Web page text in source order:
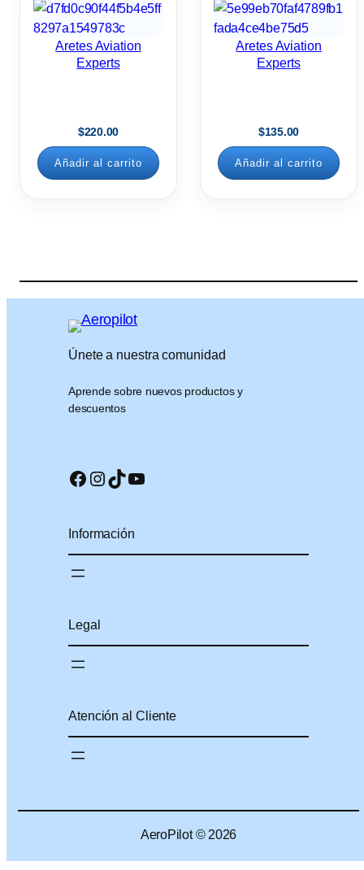
Aretes Aviation
Experts
$220.00
Añadir al carrito
Aretes Aviation
Experts
$135.00
Añadir al carrito
Únete a nuestra comunidad
Aprende sobre nuevos productos y
descuentos
Facebook Instagram TikTok YouTube
Información
Legal
Atención al Cliente
AeroPilot © 2026